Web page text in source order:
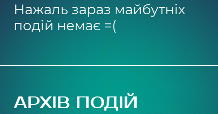
Квест-кімната
Нажаль зараз майбутніх
подій немає =(
АРХІВ ПОДІЙ